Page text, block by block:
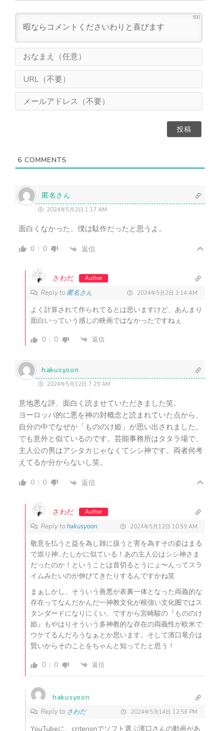
500
ま
（
意
L
（
6 COMMENTS
匿名さん
2024年5月2日 1:17 AM
面白くなかった、僕は駄作だったと思うよ。
0 0 返信
さわだ Author
Reply to匿名さん 2024年5月2日 3:14 AM
よく計算されて作られてるとは思いますけど、あんまり
面白いっていう感じの映画ではなかったですねぇ
0
0 返信
hakusyoon
2024年5月12日 7:29 AM
意地悪な評、面白く読ませていただきました笑。
ヨーロッパ的に悪を神の対概念と読まれていた点から、
自分の中でなぜか「もののけ姫」が思い出されました。
でも意外と似ているのです。芸能事務所はタタラ場で、
主人公の男はアシタカじゃなくてシシ神です。両者何考
えてるか分からないし笑。
0 0 返信
さわだ Author
Reply tohakusyoon 2024年5月12日 10:59 AM
敬意を払うと益を為し雑に扱うと害を為すその姿はまる
で祟り神…たしかに似ている！あの主人公はシシ神さま
だったのか！ということは首切るとうにょ〜んってスラ
イムみたいのが伸びてきたりするんですかね笑
まぁしかし、そういう善悪が表裏一体となった両義的な
存在ってなんだかんだ一神教文化が根強い文化圏ではス
タンダードになりにくい。ですから宮崎駿の『もののけ
姫』もやはりそういう多神教的な存在の両義性が欧米で
ウケてるんだろうなぁとか思います。そして濱口竜介は
賢いからそのことをちゃんと知ってたと思う！
0
0 返信
hakusyoon
Reply to さわだ 2024年5月14日 12:56 PM
YouTubeに、criterionでソフト選ぶ濱口さんの動画があ